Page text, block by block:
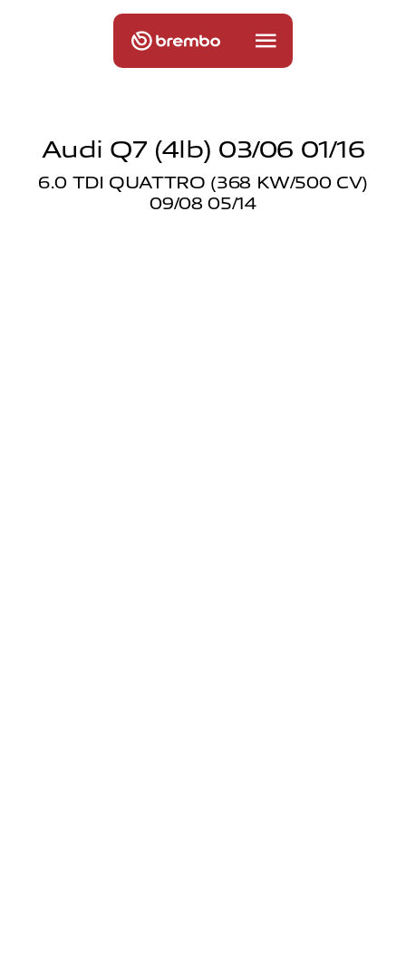
Audi Q7 (4lb) 03/06 01/16
6.0 TDI QUATTRO (368 KW/500 CV)
09/08 05/14